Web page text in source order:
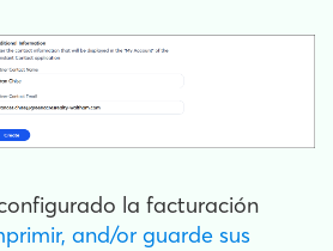
la facturación
and/or guarde sus